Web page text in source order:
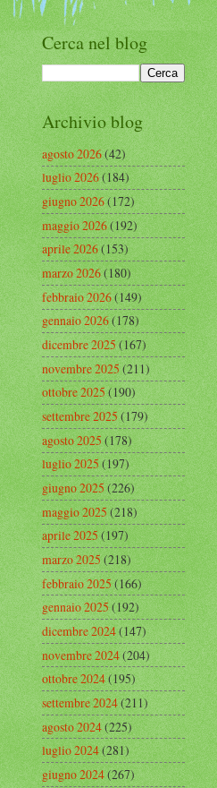
Cerca nel blog
Archivio blog
agosto 2026(42)
luglio 2026(184)
giugno 2026(172)
maggio 2026(192)
aprile 2026(153)
marzo 2026(180)
febbraio 2026(149)
gennaio 2026(178)
dicembre 2025(167)
novembre 2025(211)
ottobre 2025(190)
settembre 2025(179)
agosto 2025(178)
luglio 2025(197)
giugno 2025(226)
maggio 2025(218)
aprile 2025(197)
marzo 2025(218)
febbraio 2025(166)
gennaio 2025(192)
dicembre 2024(147)
novembre 2024(204)
ottobre 2024(195)
settembre 2024(211)
agosto 2024(225)
luglio 2024(281)
giugno 2024(267)